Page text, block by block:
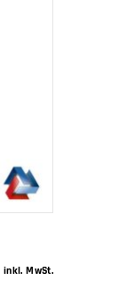
inkl. MwSt.